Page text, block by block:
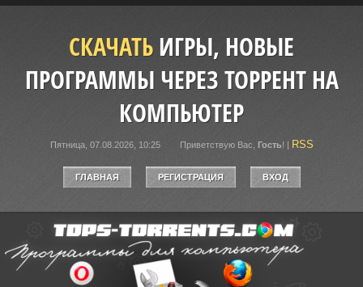
СКАЧАТЬИГРЫ, НОВЫЕ
ПРОГРАММЫ ЧЕРЕЗ ТОРРЕНТ НА
КОМПЬЮТЕР
Пятница, 07.08.2026, 10:25 Приветствую Вас Гость! | RSS
ГЛАВНАЯ РЕГИСТРАЦИЯ ВХОД